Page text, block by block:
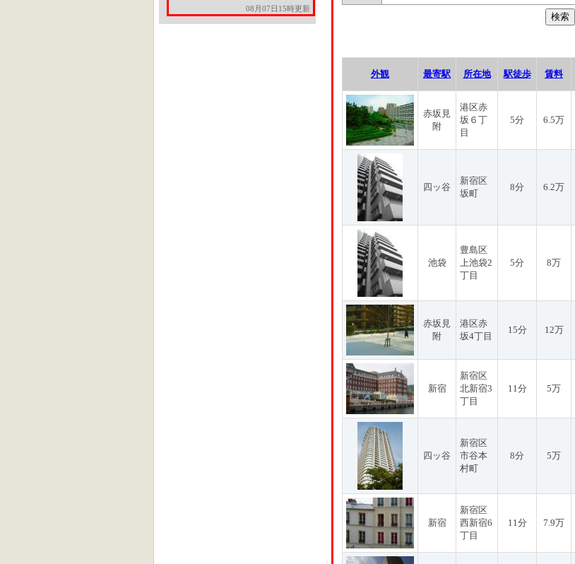
08月07日15時更新
外観 最寄駅 所在地 駅徒歩 賃料
赤坂見
附
港区赤
坂６丁
目
5分 6.5万
四ッ谷
新宿区
坂町
8分 6.2万
池袋
豊島区
上池袋2
丁目
5分 8万
赤坂見
附
港区赤
坂4丁目
15分 12万
新宿
新宿区
北新宿3
丁目
11分 5万
四ッ谷
新宿区
市谷本
村町
8分 5万
新宿
新宿区
西新宿6
丁目
11分 7.9万